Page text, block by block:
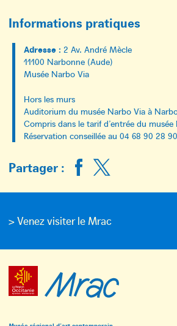
Informations pratiques
Adresse : 2 Av. André Mècle
11100 Narbonne (Aude)
Musée Narbo Via
Hors les murs
Auditorium du musée Narbo Via à
Compris dans le tarif d’entrée du musée
Réservation conseillée au 04 68 90 28 90
Partager :
> Venez visiter le Mrac